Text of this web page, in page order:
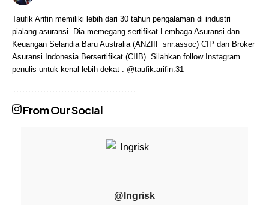
Taufik Arifin memiliki lebih dari 30 tahun pengalaman di industri
pialang asuransi. Dia memegang sertifikat Lembaga Asuransi dan
Keuangan Selandia Baru Australia (ANZIIF snr.assoc) CIP dan Broker
Asuransi Indonesia Bersertifikat (CIIB). Silahkan follow Instagram
penulis untuk kenal lebih dekat : @taufik.arifin.31
From Our Social
@lngrisk